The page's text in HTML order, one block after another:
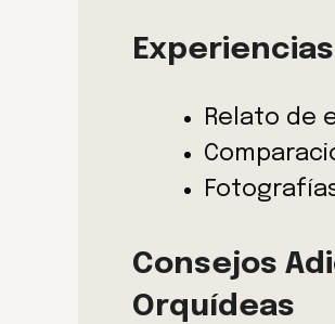
Relato de
Consejos
Orquídeas